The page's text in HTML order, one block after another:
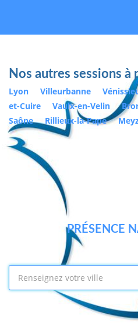
Nos autres sessions
Lyon Villeurbanne
et-Cuire
Vaulx-en-Velin
Saône
Rillieux-la-Pape
PRÉSENCE